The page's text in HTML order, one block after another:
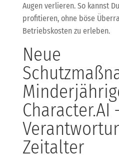
Augen verlieren. So kannst
profitieren, ohne böse
Betriebskosten zu erleben.
Neue
Character.AI
Zeitalter